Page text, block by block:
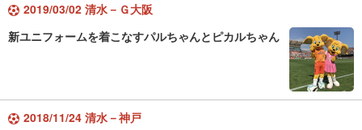
2019/03/02 清水－Ｇ大阪
新ユニフォームを着こなすパルちゃんとピカルちゃん
2018/11/24 清水－神戸